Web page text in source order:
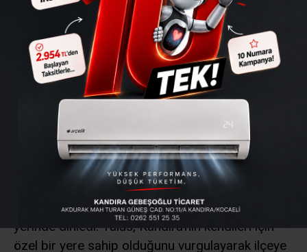
Ana Sayfa›Siyaset
AK Parti İl Başkanı Talus
Kandıra’da Sahaya İndi
AK Parti Kocaeli İl Başkanı Dr. Şahin Talus,
Kandıra’da esnaf, vatandaş ve sivil toplum
kuruluşlarıyla bir araya gelerek talep ve önerileri
yerinde dinledi. Talus, Kandıra’nın kendileri için
özel bir yere sahip olduğunu vurgulayarak ilçeye